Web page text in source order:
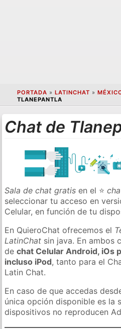
PORTADA » LATINCHAT »
TLANEPANTLA
Chat de
Sala de chat gratis en el ⭐
seleccionar tu acceso en
Celular, en función de tu
En QuieroChat ofrecemos el
LatinChat sin java. En ambos
dechat Celular Android, iOs
incluso iPod, tanto para el
Latin Chat.
En caso de que accedas
única opción disponible es la
dispositivos no reproducen